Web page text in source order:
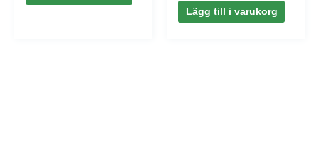
Lägg till i varukorg